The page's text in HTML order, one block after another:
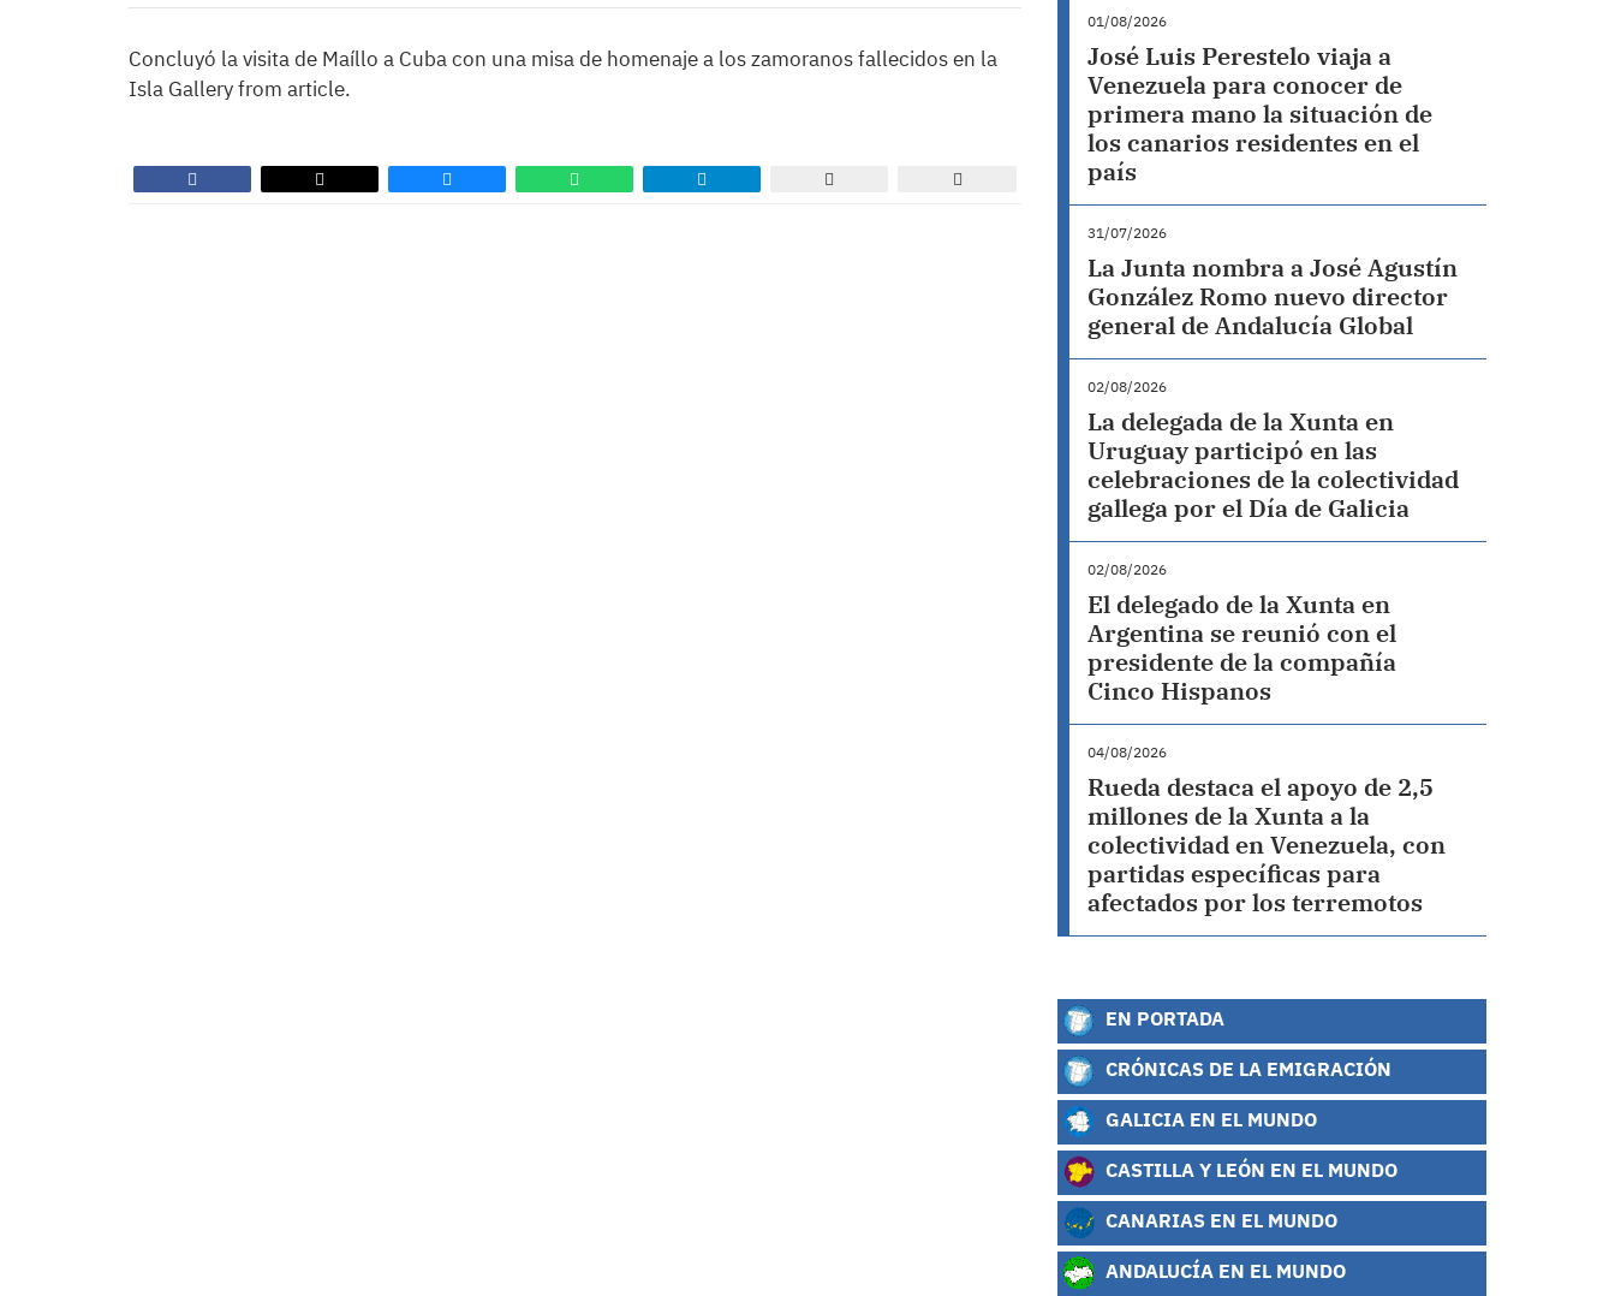
Concluyó la visita de Maíllo a Cuba con una misa de homenaje a los zamoranos fallecidos en la
Isla Gallery from article.
01/08/2026
José Luis Perestelo viaja a
Venezuela para conocer de
primera mano la situación de
los canarios residentes en el
país
31/07/2026
La Junta nombra a José Agustín
González Romo nuevo director
general de Andalucía Global
02/08/2026
La delegada de la Xunta en
Uruguay participó en las
celebraciones de la colectividad
gallega por el Día de Galicia
02/08/2026
El delegado de la Xunta en
Argentina se reunió con el
presidente de la compañía
Cinco Hispanos
04/08/2026
Rueda destaca el apoyo de 2,5
millones de la Xunta a la
colectividad en Venezuela, con
partidas específicas para
afectados por los terremotos
EN PORTADA
CRÓNICAS DE LA EMIGRACIÓN
GALICIA EN EL MUNDO
CASTILLA Y LEÓN EN EL MUNDO
CANARIAS EN EL MUNDO
ANDALUCÍA EN EL MUNDO